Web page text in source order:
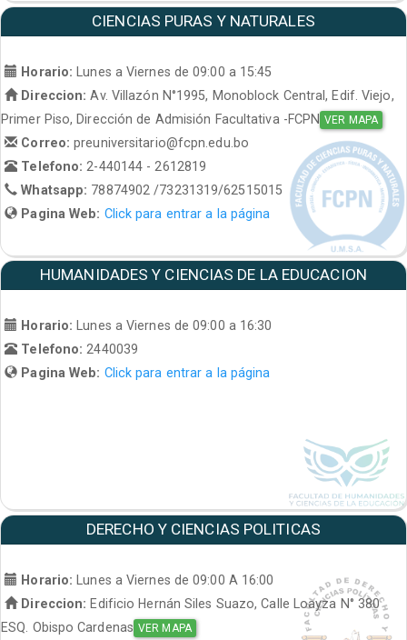
CIENCIAS PURAS Y NATURALES
Horario:
Lunes a Viernes de 09:00 a 15:45
Direccion: Av. Villazón N°1995, Monoblock Central, Edif. Viejo,
Primer Piso, Dirección de Admisión Facultativa -FCPN VER MAPA
Correo:preuniversitario@fcpn.edu.bo
Telefono: 2-440144 - 2612819
Whatsapp: 78874902 /73231319/62515015
Pagina Web: Click para entrar a la página
HUMANIDADES Y CIENCIAS DE LA EDUCACION
Horario: Lunes a Viernes de 09:00 a 16:30
Telefono:2440039
Pagina Web: Click para entrar a la página
DERECHO Y CIENCIAS POLITICAS
Horario:
Lunes a Viernes de 09:00 A 16:00
Direccion: Edificio Hernán Siles Suazo, Calle Loayza N° 380
ESQ. Obispo Cardenas VER MAPA